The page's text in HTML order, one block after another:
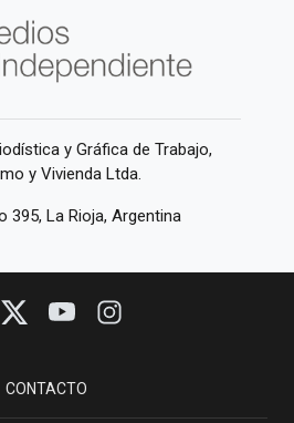
y Gráfica de Trabajo,
y Vivienda Ltda.
395, La Rioja, Argentina
CONTACTO